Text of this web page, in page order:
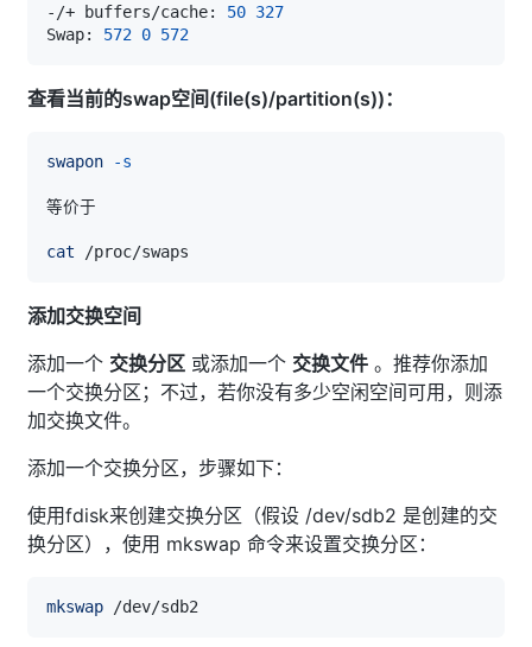
-/+ buffers/cache: 50 327
Swap: 572 0 572
查看当前的swap空间(file(s)/partition(s))：
swapon -s
cat
添加交换空间
添加一个 交换分区 或添加一个 交换文件 。推荐你添加
一个交换分区；不过，若你没有多少空闲空间可用，则添
加交换文件。
添加一个交换分区，步骤如下：
使用fdisk来创建交换分区（假设 /dev/sdb2 是创建的交
换分区），使用 mkswap 命令来设置交换分区：
mkswap